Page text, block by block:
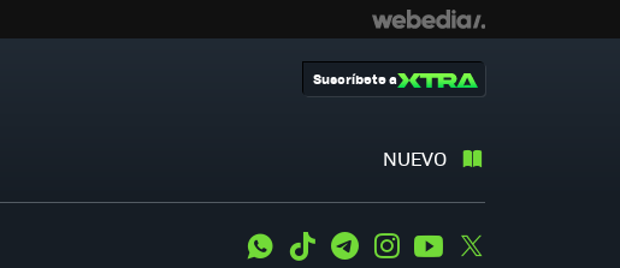
NUEVO
Suscríbete a
WhatsApp
Tiktok TelegramInstagramYoutube